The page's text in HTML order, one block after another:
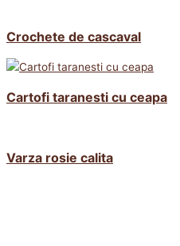
Crochete de cascaval
Cartofi taranesti cu ceapa
Varza rosie calita